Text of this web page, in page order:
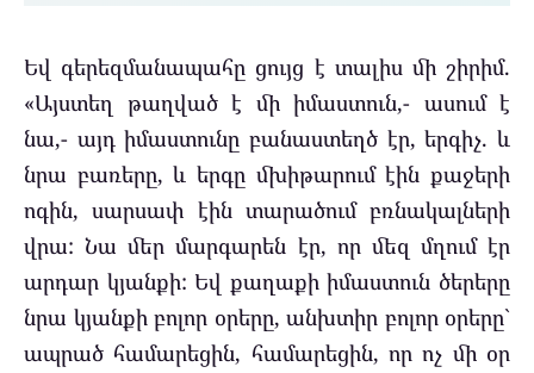
Եվ գերեզմանապահը ցույց է տալիս մի շիրիմ.
«Այստեղ թաղված է մի իմաստուն,- ասում է
նա,- այդ իմաստունը բանաստեղծ էր, երգիչ. և
նրա բառերը, և երգը մխիթարում էին քաջերի
ոգին, սարսափ էին տարածում բռնակալների
վրա: Նա մեր մարգարեն էր, որ մեզ մղում էր
արդար կյանքի: Եվ քաղաքի իմաստուն ծերերը
նրա կյանքի բոլոր օրերը, անխտիր բոլոր օրերը`
ապրած համարեցին, համարեցին, որ ոչ մի օր